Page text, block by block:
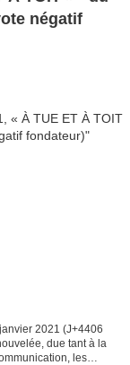
négatif
2021 (J+4406
due tant à la
les